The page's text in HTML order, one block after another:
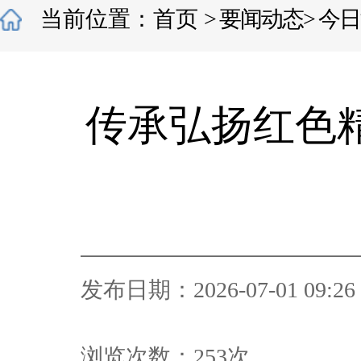
当前位置： 首页 >要闻动态>今
传承弘扬红色
发布日期：2026-07-01 09:26